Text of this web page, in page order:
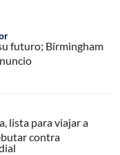
futuro; Birmingham
lista para viajar a
contra